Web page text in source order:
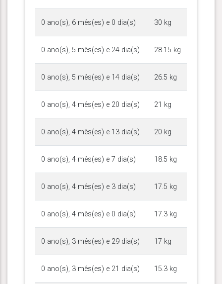
0 ano(s), 6 mês(es) e 0 dia(s) 30 kg
0 ano(s), 5 mês(es) e 24 dia(s) 28.15 kg
0 ano(s), 5 mês(es) e 14 dia(s) 26.5 kg
0 ano(s), 4 mês(es) e 20 dia(s) 21 kg
0 ano(s), 4 mês(es) e 13 dia(s) 20 kg
0 ano(s), 4 mês(es) e 7 dia(s) 18.5 kg
0 ano(s), 4 mês(es) e 3 dia(s) 17.5 kg
0 ano(s), 4 mês(es) e 0 dia(s) 17.3 kg
0 ano(s), 3 mês(es) e 29 dia(s) 17 kg
0 ano(s), 3 mês(es) e 21 dia(s) 15.3 kg